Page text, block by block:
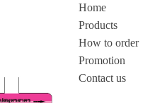
Home
Products
How to order
Promotion
Contact us